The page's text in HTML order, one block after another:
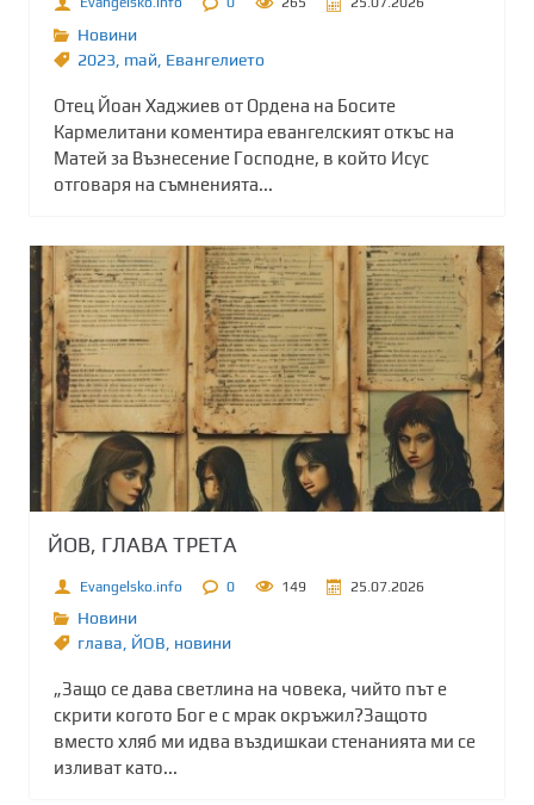
Новини
2023 mай Евангелието
Отец Йоан Хаджиев от Ордена на Босите
Кармелитани коментира евангелският откъс на
Матей за Възнесение Господне, в който Исус
отговаря на съмненията...
ЙОВ, ГЛАВА ТРЕТА
Evangelsko.info 0 149 25.07.2026
Новини
глава ЙОВ новини
„Защо се дава светлина на човека, чийто път е
скрити когото Бог е с мрак окръжил?Защото
вместо хляб ми идва въздишкаи стенанията ми се
изливат като...